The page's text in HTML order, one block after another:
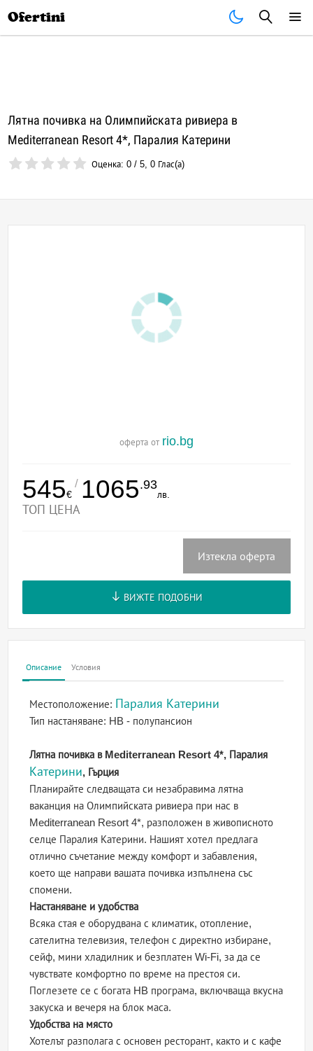
Ofertini
Лятна почивка на Олимпийската ривиера в
Mediterranean Resort 4*, Паралия Катерини
Оценка:0 /5,0 Глас(а)
оферта от rio.bg
545€
/ 1065.93
лв.
ТОП ЦЕНА
Изтекла оферта
ВИЖТЕ ПОДОБНИ
Описание Условия
Местоположение: Паралия Катерини
Тип настаняване: HB - полупансион
Лятна почивка в Mediterranean Resort 4*, Паралия
Катерини, Гърция
Планирайте следващата си незабравима лятна
ваканция на Олимпийската ривиера при нас в
Mediterranean Resort 4*, разположен в живописното
селце Паралия Катерини. Нашият хотел предлага
отлично съчетание между комфорт и забавления,
което ще направи вашата почивка изпълнена със
спомени.
Настаняване и удобства
Всяка стая е оборудвана с климатик, отопление,
сателитна телевизия, телефон с директно избиране,
сейф, мини хладилник и безплатен Wi-Fi, за да се
чувствате комфортно по време на престоя си.
Поглезете се с богата HB програма, включваща вкусна
закуска и вечеря на блок маса.
Удобства на място
Хотелът разполага с основен ресторант, както и с кафе